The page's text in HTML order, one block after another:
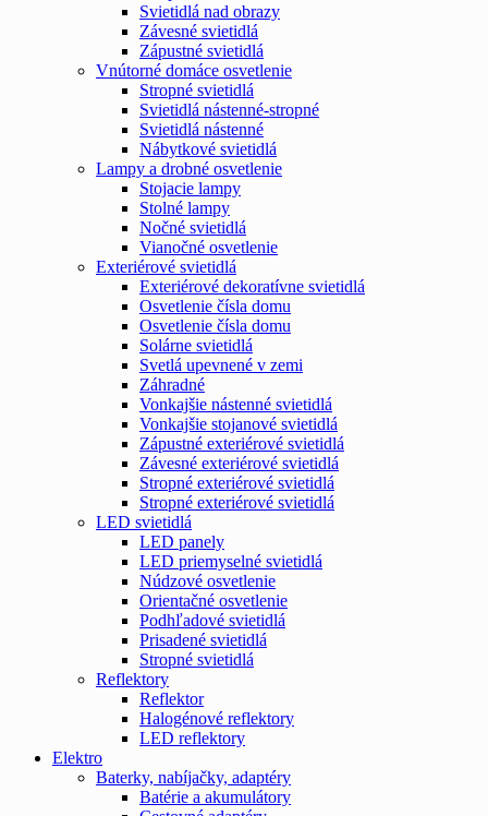
Svietidlá nad obrazy
Závesné svietidlá
Zápustné svietidlá
Vnútorné domáce osvetlenie
Stropné svietidlá
Svietidlá nástenné-stropné
Svietidlá nástenné
Nábytkové svietidlá
Lampy a drobné osvetlenie
Stojacie lampy
Stolné lampy
Nočné svietidlá
Vianočné osvetlenie
Exteriérové svietidlá
Exteriérové dekoratívne svietidlá
Osvetlenie čísla domu
Osvetlenie čísla domu
Solárne svietidlá
Svetlá upevnené v zemi
Záhradné
Vonkajšie nástenné svietidlá
Vonkajšie stojanové svietidlá
Zápustné exteriérové svietidlá
Závesné exteriérové svietidlá
Stropné exteriérové svietidlá
Stropné exteriérové svietidlá
LED svietidlá
LED panely
LED priemyselné svietidlá
Núdzové osvetlenie
Orientačné osvetlenie
Podhľadové svietidlá
Prisadené svietidlá
Stropné svietidlá
Reflektory
Reflektor
Halogénové reflektory
LED reflektory
Elektro
Baterky, nabíjačky, adaptéry
Batérie a akumulátory